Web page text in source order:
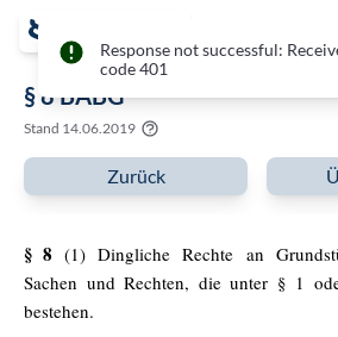
Response not successful:
code 401
§ 8 BABG
Stand 14.06.2019
Zurück
§ 8 (1) Dingliche Rechte an
Sachen und Rechten, die unter § 1
bestehen.